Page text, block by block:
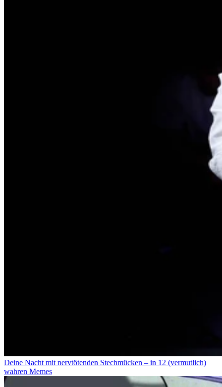
Deine Nacht mit nervtötenden Stechmücken – in 12 (vermutlich)
wahren Memes